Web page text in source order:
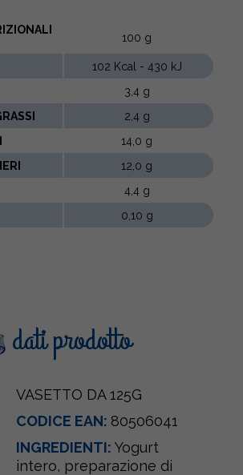
100 g
102 Kcal - 430 kJ
3,4 g
2,4 g
14,0 g
12,0 g
4,4 g
0,10 g
dati prodotto
VASETTO DA 125G
CODICE EAN: 80506041
INGREDIENTI: Yogurt
intero, preparazione di